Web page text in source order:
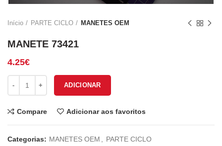
Início PARTE CICLO MANETES OEM
MANETE 73421
4.25€
ADICIONAR
Compare Adicionar aos favoritos
Categorias: MANETES OEM PARTE CICLO